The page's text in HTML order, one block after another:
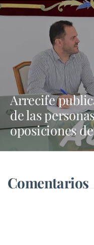
Arrecife
de las
oposiciones
trabajadores
Comentarios